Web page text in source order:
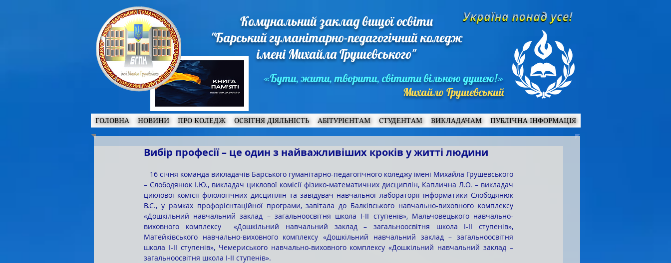
Комунальний заклад вищої освіти
"Барський гуманітарно-педагогічний коледж
імені Михайла Грушевського"
«Бути, жити, творити, світити вільною душею!»
Михайло Грушевський
ГОЛОВНА НОВИНИ ПРО КОЛЕДЖ ОСВІТНЯ ДІЯЛЬНІСТЬ АБІТУРІЄНТАМ СТУДЕНТАМ ВИКЛАДАЧАМ ПУБЛІЧНА ІНФОРМАЦІЯ
Вибір професії – це один з найважливіших кроків у житті людини
– Слободянюк І.Ю., викладач циклової комісії фізико-математичних дисциплін, Каплична Л.О. – викладач
циклової комісії філологічних дисциплін та завідувач навчальної лабораторії інформатики Слободянюк
В.С., у рамках профорієнтаційної програми, завітала до Балківського навчально-виховного комплексу
«Дошкільний навчальний заклад – загальноосвітня школа І-ІІ ступенів», Мальчовецького навчально-
виховного комплексу  «Дошкільний навчальний заклад – загальноосвітня школа І-ІІ ступенів»,
Матейківського навчально-виховного комплексу «Дошкільний навчальний заклад – загальноосвітня
школа І-ІІ ступенів», Чемериського навчально-виховного комплексу «Дошкільний навчальний заклад –
загальноосвітня школа І-ІІ ступенів».